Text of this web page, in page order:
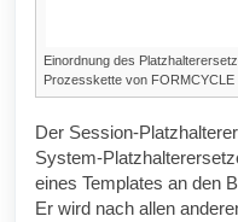
Einordnung des
Prozesskette von FORMCYCLE
Der Session-
System-
eines Templates an den
Er wird nach allen